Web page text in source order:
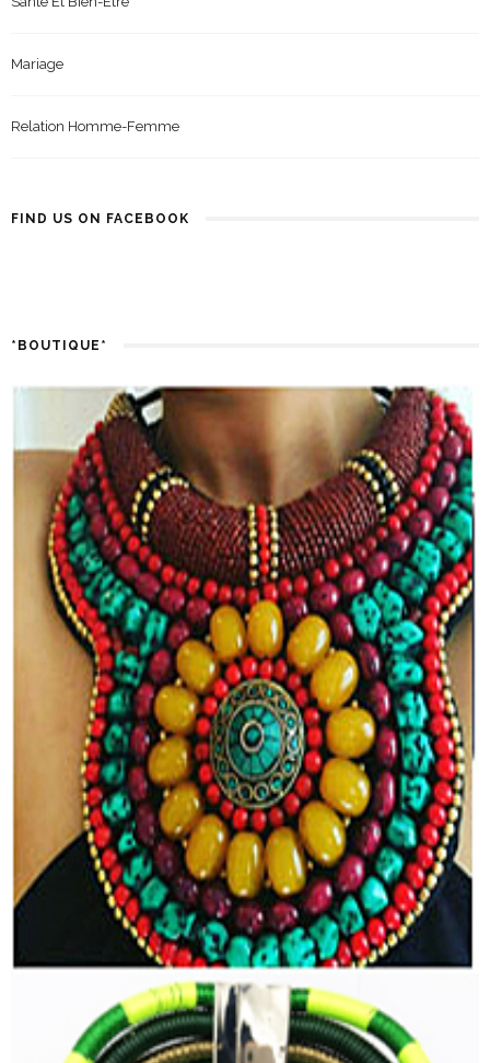
Mariage
Relation Homme-Femme
FIND US ON FACEBOOK
*BOUTIQUE*